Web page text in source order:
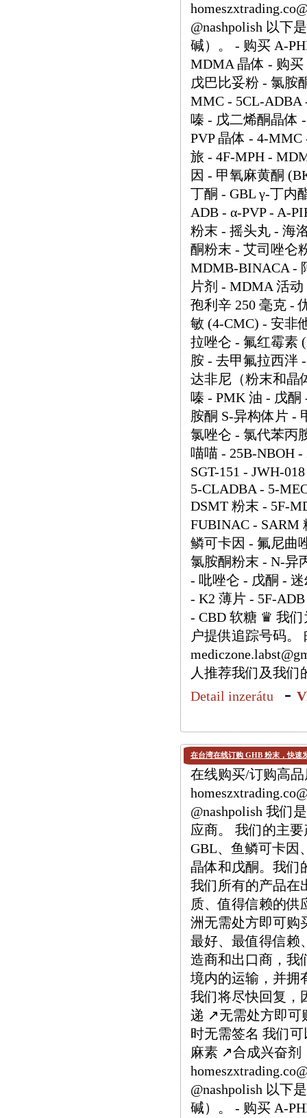
@nashpolish 以下
碱）。 - 购买 A-
MDMA 晶体 - 购买
戊巴比妥粉 - 氯胺
MMC - 5CL-ADBA
嗪 - 戊二烯酮晶体
PVP 晶体 - 4-
旅 - 4F-MPH -
因 - 甲氧麻黄酮
丁酮 - GBL γ-丁内
ADB - α-PVP - A-
粉末 - 摇头丸 - 海
酮粉末 - 艾司唑仑
MDMB-BINACA -
片剂 - MDMA 活
孢利辛 250 毫克 -
敏 (4-CMC) - 安非
拉唑仑 - 氟红霉素
胺 - 去甲氟拉西泮
达非尼（粉末和晶
嗪 - PMK 油 - 戊酮
胺酮 S-异构体片 -
氯唑仑 - 氯代苯丙
喵喵 - 25B-NBOH
SGT-151 - JWH-
5-CLADBA - 5-
DSMT 粉末 - 5F-
FUBINAC - SARM
鳞可卡因 - 氟尼曲
氯胺酮粉末 - N-异
- 吡唑仑 - 戊酮 -
- K2 薄片 - 5F-
- CBD 软糖 ♛ 我们
户提供追踪号码。
人推荐我们及我们
Detail inzerátu
-
在台湾在线订购 GHB 粉末，快速
在线购买/订购高品
@nashpolish 我们
应商。 我们的主要
GBL、鱼鳞可卡因
晶体和戊酮。我们
我们所有的产品在
质、值得信赖的
洲无需处方即可购
最好、最值得信赖
造商和出口商，我
境内的运输，并拥
我们将尽快回复，
递 ↗️无需处方即
时无需签名 我们
麻素 ↗️合成兴奋
@nashpolish 以下
碱）。 - 购买 A-